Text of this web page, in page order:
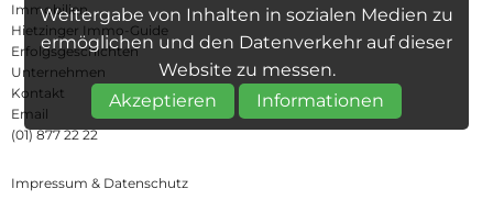
Weitergabe von Inhalten in sozialen Medien zu
ermöglichen und den Datenverkehr auf dieser
Website zu messen.
Akzeptieren
Informationen
Immobilien
Hietzinger Immo-Guide
Erfolgsgeschichten
Unternehmen
Kontakt
Email
(01) 877 22 22
Impressum & Datenschutz